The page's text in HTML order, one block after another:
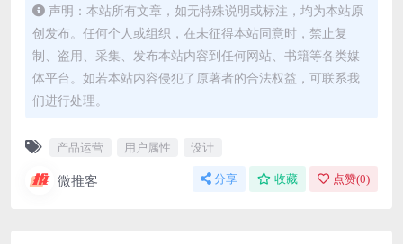
声明：本站所有文章，如无特殊说明或标注，均为本站原
创发布。任何个人或组织，在未征得本站同意时，禁止复
制、盗用、采集、发布本站内容到任何网站、书籍等各类媒
体平台。如若本站内容侵犯了原著者的合法权益，可联系我
们进行处理。
产品运营 用户属性 设计
微推客 分享 收藏 点赞(0)